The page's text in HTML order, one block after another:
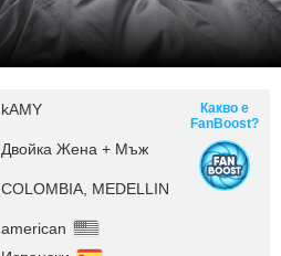
kAMY
Двойка Жена + Мъж
COLOMBIA, MEDELLIN
american
Какво е
FanBoost?